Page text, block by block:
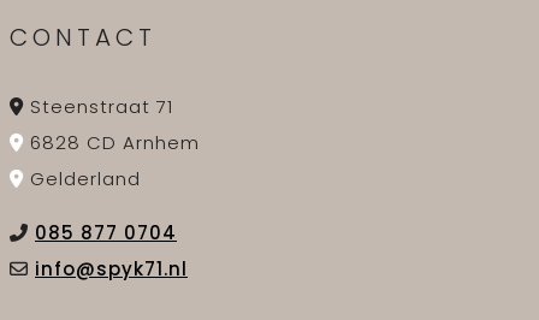
CONTACT
Steenstraat 71
6828 CD Arnhem
Gelderland
085 877 0704
info@spyk71.nl